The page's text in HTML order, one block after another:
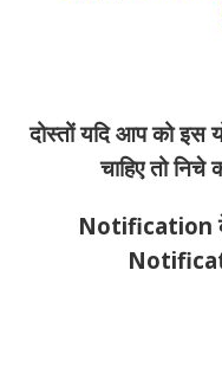
दोस्तों यदि आप को इस
चाहिए तो
Notification